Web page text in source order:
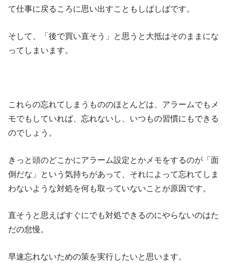
て仕事に戻るころに思い出すこともしばしばです。
そして、「後で買い直そう」と思うと大抵はそのままにな
ってしまいます。
これらの忘れてしまうもののほとんどは、アラームでもメ
モでもしていれば、忘れないし、いつもの習慣にもできる
のでしょう。
きっと頭のどこかにアラーム設定とかメモをするのが「面
倒だな」という気持ちがあって、それによって忘れてしま
わないような対処を何も取っていないことが原因です。
直そうと思えばすぐにでも対処できるのにやらないのはた
だの怠慢。
早速忘れないための策を実行したいと思います。